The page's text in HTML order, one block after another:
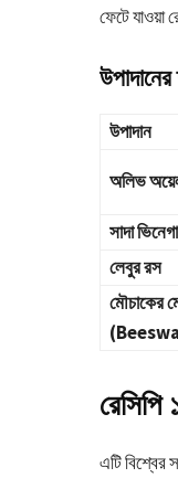
ফেটে যাওয়া
উপাদান
অলিভ
সাদা
লেবুর রস
মৌচাকের
এটি